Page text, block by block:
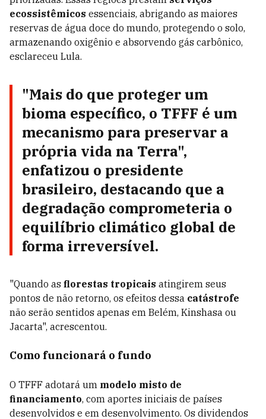
ecossistêmicos essenciais, abrigando as maiores
reservas de água doce do mundo, protegendo o solo,
armazenando oxigênio e absorvendo gás carbônico,
esclareceu Lula.
"Mais do que proteger um
bioma específico, o TFFF é um
mecanismo para preservar a
própria vida na Terra",
enfatizou o presidente
brasileiro, destacando que a
degradação comprometeria o
equilíbrio climático global de
forma irreversível.
"Quando as florestas tropicais atingirem seus
pontos de não retorno, os efeitos dessa catástrofe
não serão sentidos apenas em Belém, Kinshasa ou
Jacarta", acrescentou.
Como funcionará o fundo
O TFFF adotará um modelo misto de
financiamento, com aportes iniciais de países
desenvolvidos e em desenvolvimento. Os dividendos